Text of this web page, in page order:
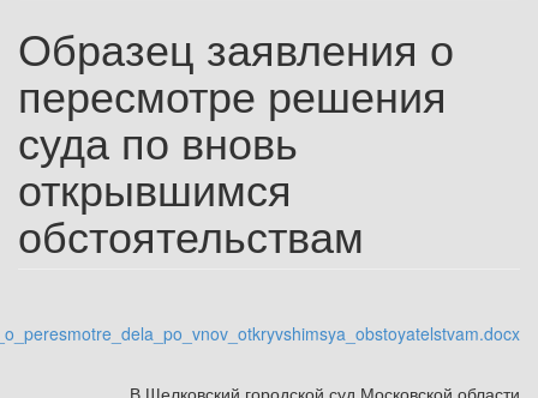
Образец заявления о
пересмотре решения
суда по вновь
открывшимся
обстоятельствам
В Щелковский городской суд Московской области